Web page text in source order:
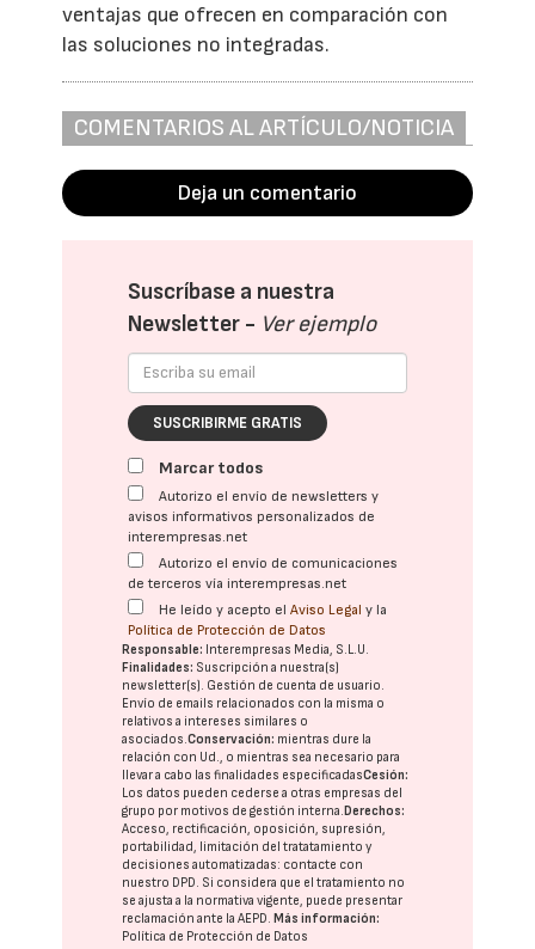
ventajas que ofrecen en comparación con
las soluciones no integradas.
COMENTARIOS AL ARTÍCULO/NOTICIA
Deja un comentario
Suscríbase a nuestra
Newsletter - Ver ejemplo
SUSCRIBIRME GRATIS
Marcar todos
Autorizo el envío de newsletters y
avisos informativos personalizados de
interempresas.net
Autorizo el envío de comunicaciones
de terceros vía interempresas.net
He leído y acepto elAviso Legal y la
Política de Protección de Datos
Responsable: Interempresas Media, S.L.U.
Finalidades: Suscripción a nuestra(s)
newsletter(s). Gestión de cuenta de usuario.
Envío de emails relacionados con la misma o
relativos a intereses similares o
asociados.Conservación: mientras dure la
relación con Ud., o mientras sea necesario para
llevar a cabo las finalidades especificadasCesión:
Los datos pueden cederse a otras empresas del
grupo por motivos de gestión interna.Derechos:
Acceso, rectificación, oposición, supresión,
portabilidad, limitación del tratatamiento y
decisiones automatizadas: contacte con
nuestro DPD . Si considera que el tratamiento no
se ajusta a la normativa vigente, puede presentar
reclamación ante laAEPD .Más información:
Política de Protección de Datos